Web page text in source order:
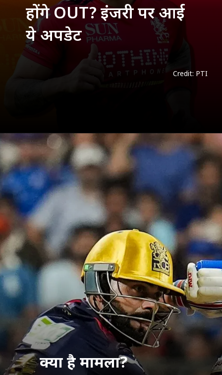
होंगे OUT? इंजरी पर आई
ये अपडेट
Credit: PTI
क्या है मामला?